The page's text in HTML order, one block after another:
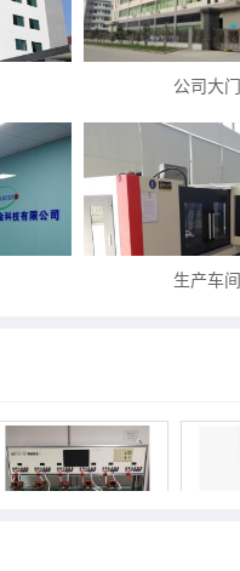
公司大门
生产车间